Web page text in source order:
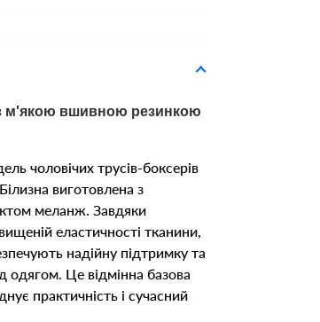
м'якою вшивною резинкою
чоловічих трусів-боксерів
виготовлена з
меланж. Завдяки
еластичності тканини,
надійну підтримку та
одягом. Це відмінна базова
практичність і сучасний